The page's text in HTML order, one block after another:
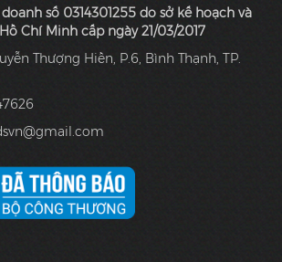
số 0314301255 do sở kế hoạch và
Chí Minh cấp ngày 21/03/2017
Thượng Hiền, P.6, Bình Thạnh, TP.